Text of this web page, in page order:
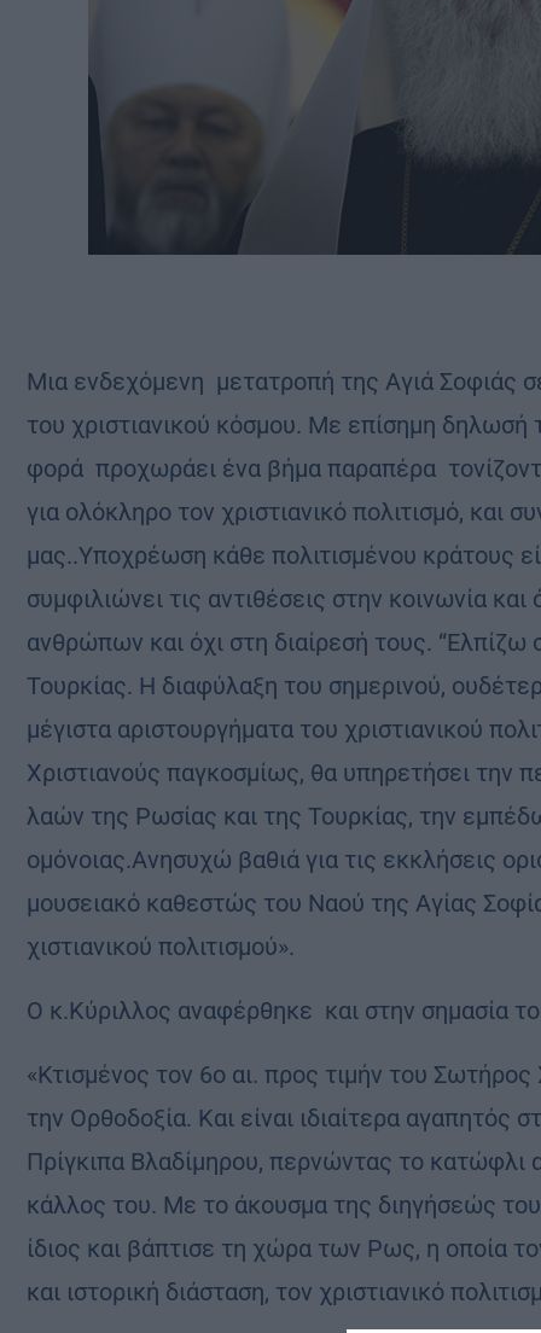
Μια ενδεχόμενη μετατροπή της Αγιά Σοφιάς
του χριστιανικού κόσμου. Με επίσημη
φορά προχωράει ένα βήμα παραπέρα
για ολόκληρο τον χριστιανικό πολιτισμό, και
μας..Υποχρέωση κάθε πολιτισμένου κράτους
συμφιλιώνει τις αντιθέσεις στην κοινωνία
ανθρώπων και όχι στη διαίρεσή τους.
Τουρκίας. Η διαφύλαξη του σημερινού,
μέγιστα αριστουργήματα του χριστιανικού
Χριστιανούς παγκοσμίως, θα υπηρετήσει
λαών της Ρωσίας και της Τουρκίας, την
ομόνοιας.Ανησυχώ βαθιά για τις εκκλήσεις
μουσειακό καθεστώς του Ναού της Αγίας
χιστιανικού πολιτισμού».
Ο κ.Κύριλλος αναφέρθηκε και στην σημασία
«Κτισμένος τον 6ο αι. προς τιμήν του
την Ορθοδοξία. Και είναι ιδιαίτερα
Πρίγκιπα Βλαδίμηρου, περνώντας το κατώφλι
κάλλος του. Με το άκουσμα της διηγήσεώς
ίδιος και βάπτισε τη χώρα των Ρως, η οποία
και ιστορική διάσταση, τον χριστιανικό